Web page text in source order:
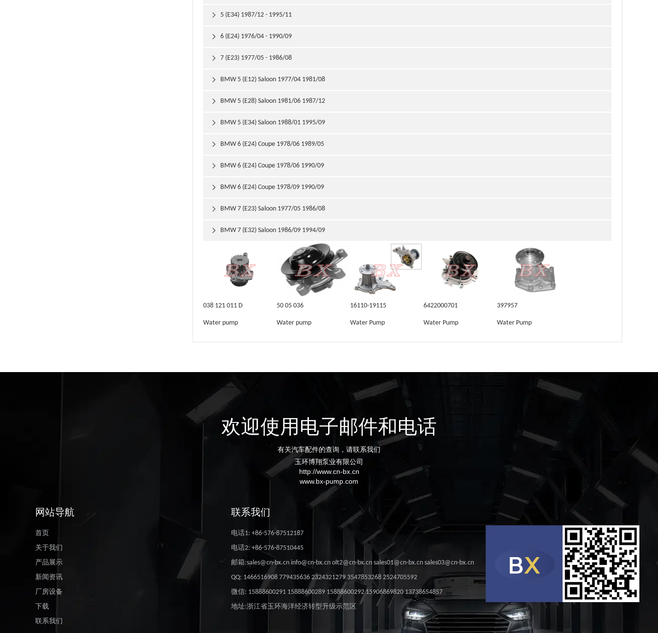
5 (E34) 1987/12 - 1995/11

6 (E24) 1976/04 - 1990/09

7 (E23) 1977/05 - 1986/08

BMW 5 (E12) Saloon 1977/04 1981/08

BMW 5 (E28) Saloon 1981/06 1987/12

BMW 5 (E34) Saloon 1988/01 1995/09

BMW 6 (E24) Coupe 1978/06 1989/05

BMW 6 (E24) Coupe 1978/06 1990/09

BMW 6 (E24) Coupe 1978/09 1990/09

BMW 7 (E23) Saloon 1977/05 1986/08

BMW 7 (E32) Saloon 1986/09 1994/09

038 121 011 D
Water pump
50 05 036
Water pump
16110-19115
Water Pump
6422000701
Water Pump
397957
Water Pump
欢迎使用电子邮件和电话
有关汽车配件的查询，请联系我们
玉环博翔泵业有限公司
http://www.cn-bx.cn
www.bx-pump.com
网站导航
首页
关于我们
产品展示
新闻资讯
厂房设备
下载
联系我们
联系我们
电话1: +86-576-87512187
电话2: +86-576-87510445
邮箱:sales@cn-bx.cn info@cn-bx.cn olt2@cn-bx.cn sales01@cn-bx.cn sales03@cn-bx.cn
QQ: 1466516908 779435636 2324321279 3547853268 2524705592
微信: 15888600291 15888600289 15888600292 15906869820 13738654857
地址:浙江省玉环海洋经济转型升级示范区